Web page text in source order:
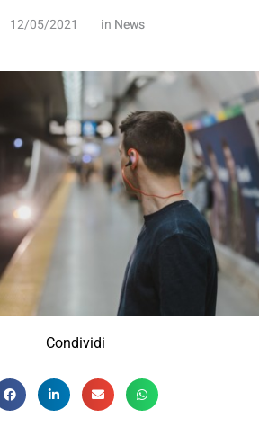
12/05/2021 in News
Condividi